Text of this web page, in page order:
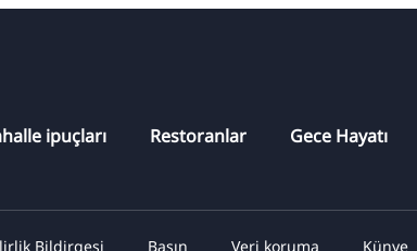
ipuçları Restoranlar Gece Hayatı
Bildirgesi Basın Veri koruma Künye